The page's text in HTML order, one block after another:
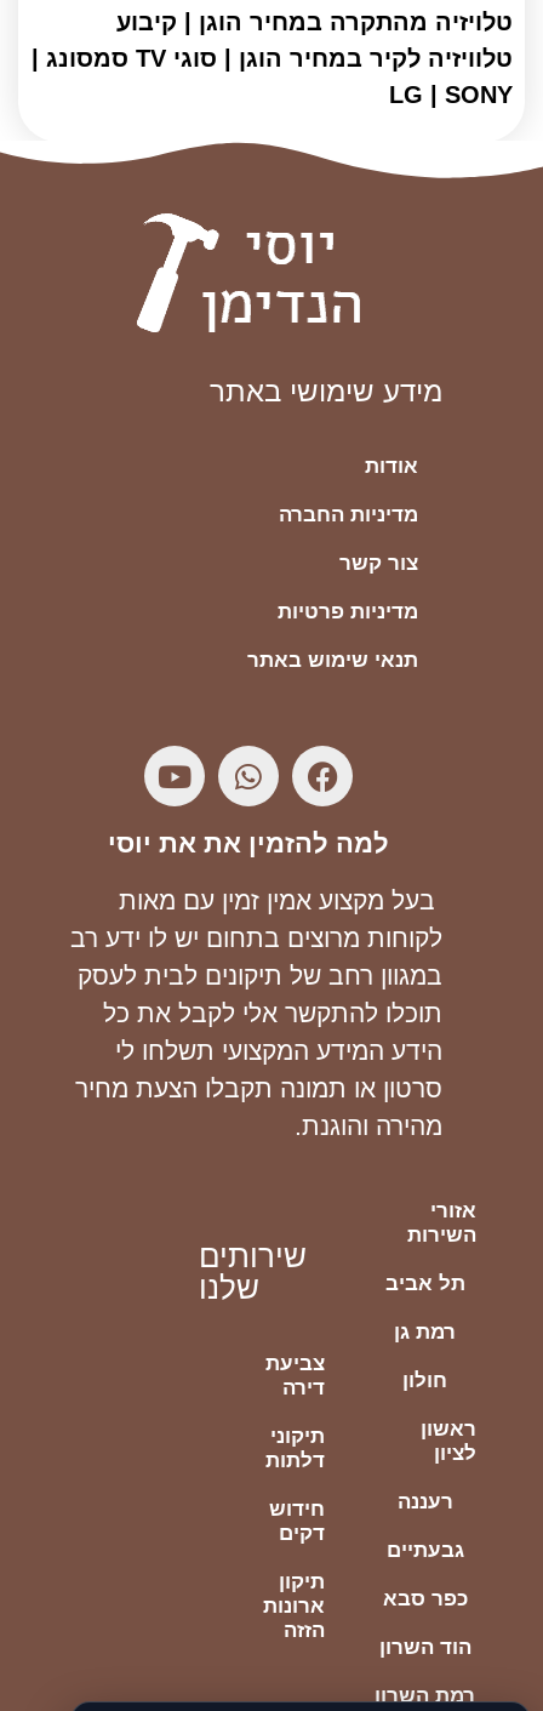
טלויזיה מהתקרה במחיר הוגן | קיבוע
טלוויזיה לקיר במחיר הוגן | סוגי TV סמסונג |
LG | SONY
מידע שימושי באתר
אודות
מדיניות החברה
צור קשר
מדיניות פרטיות
תנאי שימוש באתר
למה להזמין את את יוסי
בעל מקצוע אמין זמין עם מאות
לקוחות מרוצים בתחום יש לו ידע רב
במגוון רחב של תיקונים לבית לעסק
תוכלו להתקשר אלי לקבל את כל
הידע המידע המקצועי תשלחו לי
סרטון או תמונה תקבלו הצעת מחיר
מהירה והוגנת.
אזורי
השירות
תל אביב
רמת גן
חולון
ראשון
לציון
רעננה
גבעתיים
כפר סבא
הוד השרון
רמת השרון
שירותים
שלנו
צביעת
דירה
תיקוני
דלתות
חידוש
דקים
תיקון
ארונות
הזזה